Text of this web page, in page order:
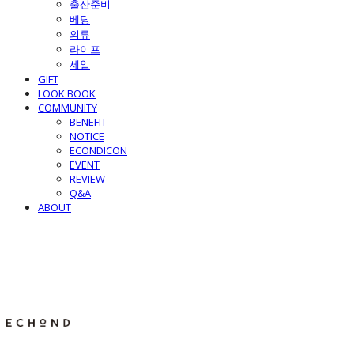
출산준비
베딩
의류
라이프
세일
GIFT
LOOK BOOK
COMMUNITY
BENEFIT
NOTICE
ECONDICON
EVENT
REVIEW
Q&A
ABOUT